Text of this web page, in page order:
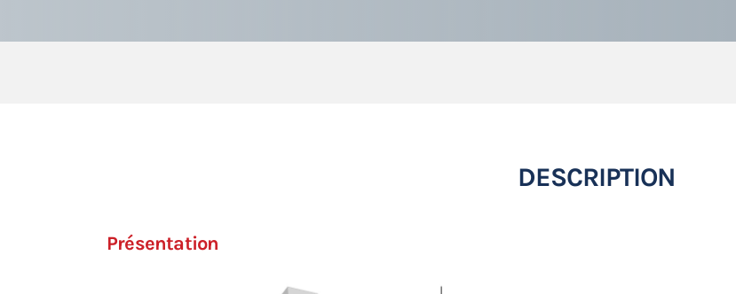
DESCRIPTION
Présentation